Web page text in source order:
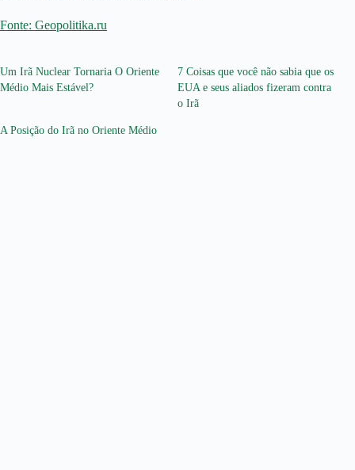
Fonte: Geopolitika.ru
Um Irã Nuclear Tornaria O Oriente
Médio Mais Estável?
7 Coisas que você não sabia que os
EUA e seus aliados fizeram contra
o Irã
A Posição do Irã no Oriente Médio